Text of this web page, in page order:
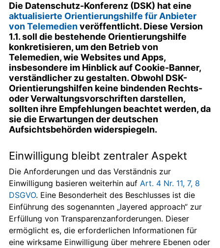
Die Datenschutz-Konferenz (DSK) hat eine
aktualisierte Orientierungshilfe für Anbieter
von Telemedienveröffentlicht. Diese Version
1.1. soll die bestehende Orientierungshilfe
konkretisieren, um den Betrieb von
Telemedien, wie Websites und Apps,
insbesondere im Hinblick auf Cookie-Banner,
verständlicher zu gestalten. Obwohl DSK-
Orientierungshilfen keine bindenden Rechts-
oder Verwaltungsvorschriften darstellen,
sollten ihre Empfehlungen beachtet werden, da
sie die Erwartungen der deutschen
Aufsichtsbehörden widerspiegeln.
Einwilligung bleibt zentraler Aspekt
Die Anforderungen und das Verständnis zur
Einwilligung basieren weiterhin aufArt. 4 Nr. 11, 7, 8
DSGVO. Eine Besonderheit des Beschlusses ist die
Einführung des sogenannten „layered approach“ zur
Erfüllung von Transparenzanforderungen. Dieser
ermöglicht es, die erforderlichen Informationen für
eine wirksame Einwilligung über mehrere Ebenen oder